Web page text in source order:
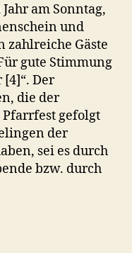
am Sonntag,
und
Gäste
gute Stimmung
Der
die der
gefolgt
der
sei es durch
bzw. durch